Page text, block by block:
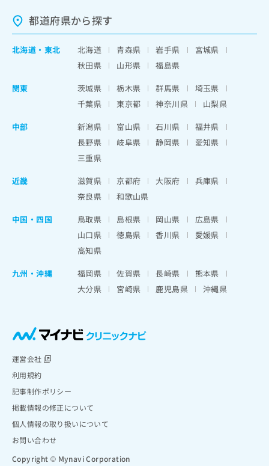
都道府県から探す
北海道 ・ 東北 北海道 青森県 岩手県
宮城県
秋田県
山形県
福島県
関東
茨城県 栃木県 群馬県
埼玉県
千葉県
東京都 神奈川県
山梨県
中部
新潟県 富山県 石川県
福井県
長野県
岐阜県 静岡県
愛知県
三重県
近畿
滋賀県 京都府 大阪府
兵庫県
奈良県
和歌山県
中国・四国
鳥取県 島根県 岡山県
広島県
山口県
徳島県 香川県
愛媛県
高知県
九州・沖縄
福岡県 佐賀県 長崎県
熊本県
大分県
宮崎県 鹿児島県 沖縄県
運営会社
利用規約
記事制作ポリシー
掲載情報の修正について
個人情報の取り扱いについて
お問い合わせ
Copyright © Mynavi Corporation